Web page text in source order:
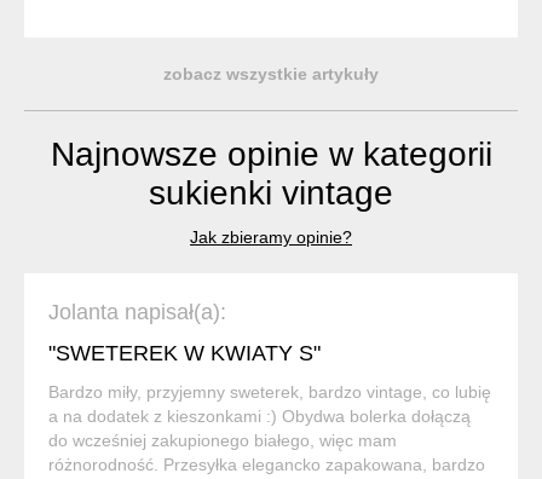
zobacz wszystkie artykuły
Najnowsze opinie w kategorii
sukienki vintage
Jak zbieramy opinie?
Jolanta napisał(a):
"SWETEREK W KWIATY S"
Bardzo miły, przyjemny sweterek, bardzo vintage, co lubię
a na dodatek z kieszonkami :) Obydwa bolerka dołączą
do wcześniej zakupionego białego, więc mam
różnorodność. Przesyłka elegancko zapakowana, bardzo